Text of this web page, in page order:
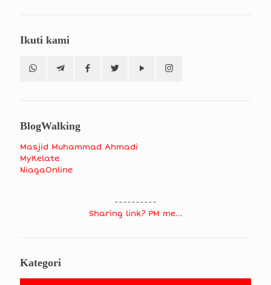
Ikuti kami
BlogWalking
Masjid Muhammad Ahmadi
MyKelate
NiagaOnline
----------
Sharing link? PM me...
Kategori